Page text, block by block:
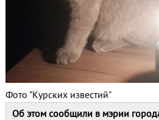
Фото "Курских известий"
Об этом сообщили в мэрии